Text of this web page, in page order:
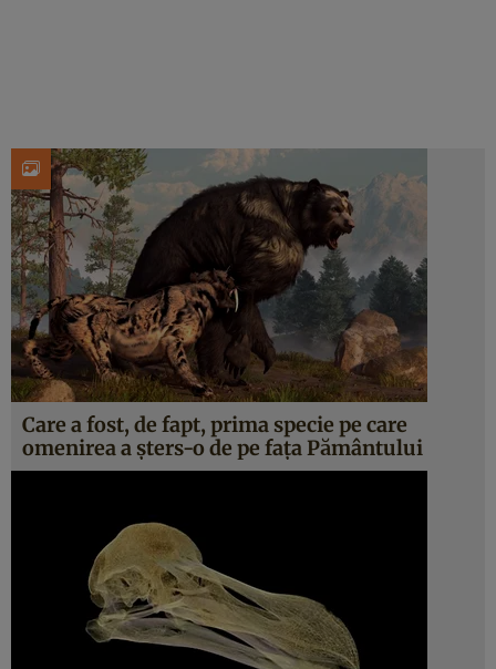
Care a fost, de fapt, prima specie pe care
omenirea a șters-o de pe fața Pământului